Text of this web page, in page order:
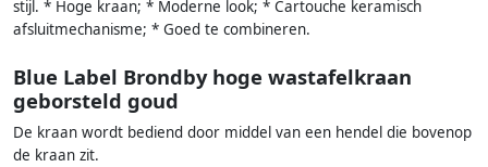
stijl. * Hoge kraan; * Moderne look; * Cartouche keramisch
afsluitmechanisme; * Goed te combineren.
Blue Label Brondby hoge wastafelkraan
geborsteld goud
De kraan wordt bediend door middel van een hendel die bovenop
de kraan zit.